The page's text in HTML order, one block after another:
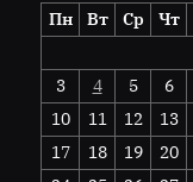
Пн
Вт Ср Чт
3
4 5 6
10
11 12 13
17
18 19 20